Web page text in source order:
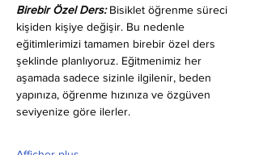
Birebir Özel Ders: Bisiklet öğrenme süreci
kişiden kişiye değişir. Bu nedenle
eğitimlerimizi tamamen birebir özel ders
şeklinde planlıyoruz. Eğitmenimiz her
aşamada sadece sizinle ilgilenir, beden
yapınıza, öğrenme hızınıza ve özgüven
seviyenize göre ilerler.